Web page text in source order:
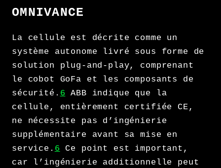
OMNIVANCE
La cellule est décrite comme un
système autonome livré sous forme de
solution plug-and-play, comprenant
le cobot GoFa et les composants de
sécurité. 6 ABB indique que la
cellule, entièrement certifiée CE,
ne nécessite pas d’ingénierie
supplémentaire avant sa mise en
service. 6 Ce point est important,
car l’ingénierie additionnelle peut